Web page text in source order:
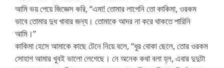
আমি ভয় পেয়ে জিজ্ঞেস করি, “এমা! তোমার লাগেনি তো কাকিমা, ওরকম
ভাবে তোমার দুধ খাবার জন্য। তোমাকে আদর না করে থাকতে পারিনি
আমি।”
কাকিমা হেসে আমাকে কাছে টেনে নিয়ে বলে, “ধুর বোকা ছেলে, তোর ওরকম
সোহাগ আমার খুবই ভালো লেগেছে। নে অনেক কথা বলা হ্ল, এবার দুদুটা